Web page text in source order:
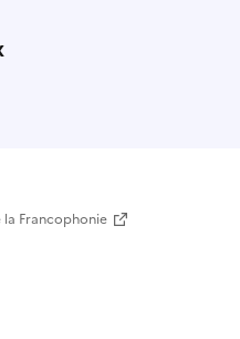
la Francophonie